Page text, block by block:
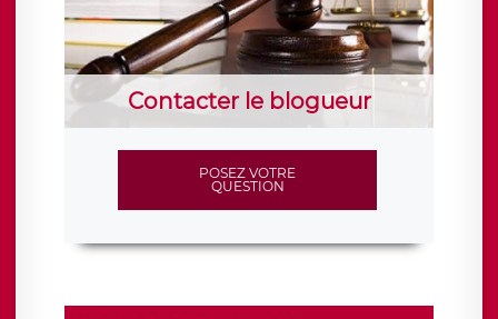
Contacter le blogueur
POSEZ VOTRE
QUESTION